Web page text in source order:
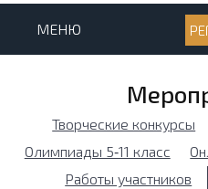
МЕНЮ
Творческие конкурсы
Олимпиады 5‑11 класс
Работы участников